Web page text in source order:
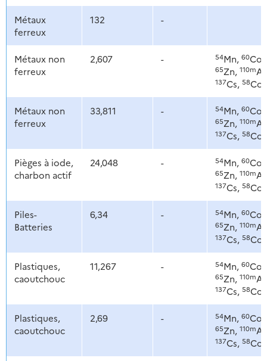
Métaux
ferreux
132 -
Métaux non
ferreux
2,607 - 54Mn, 60Co,
65Zn, 110m
137Cs, 58Co
Métaux non
ferreux
33,811 - 54Mn, 60Co,
65Zn, 110m
137Cs, 58Co
Pièges à iode,
charbon actif
24,048 - 54Mn, 60Co,
65Zn, 110m
137Cs, 58Co
Piles-
Batteries
6,34 - 54Mn, 60Co,
65Zn, 110m
137Cs, 58Co
Plastiques,
caoutchouc
11,267 - 54Mn, 60Co,
65Zn, 110m
137Cs, 58Co
Plastiques,
caoutchouc
2,69 - 54Mn, 60Co,
65Zn, 110m
137Cs, 58Co